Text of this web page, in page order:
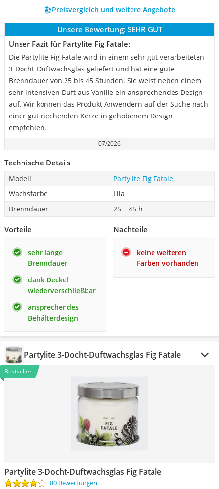
Preisvergleich und weitere Angebote
Unsere Bewertung: SEHR GUT
Unser Fazit für Partylite Fig Fatale:
Die Partylite Fig Fatale wird in einem sehr gut verarbeiteten
3-Docht-Duftwachsglas geliefert und hat eine gute
Brenndauer von 25 bis 45 Stunden. Sie weist neben einem
sehr intensiven Duft aus Vanille ein ansprechendes Design
auf. Wir können das Produkt Anwendern auf der Suche nach
einer gut riechenden Kerze in gehobenem Design
empfehlen.
07/2026
Technische Details
Modell
Partylite Fig Fatale
Wachsfarbe
Lila
Brenndauer
25 – 45 h
Vorteile
sehr lange
Brenndauer
dank Deckel
wiederverschließbar
ansprechendes
Behälterdesign
Nachteile
keine weiteren
Farben vorhanden
Partylite 3-Docht-Duftwachsglas Fig Fatale
Bestseller
Partylite 3-Docht-Duftwachsglas Fig Fatale
80 Bewertungen